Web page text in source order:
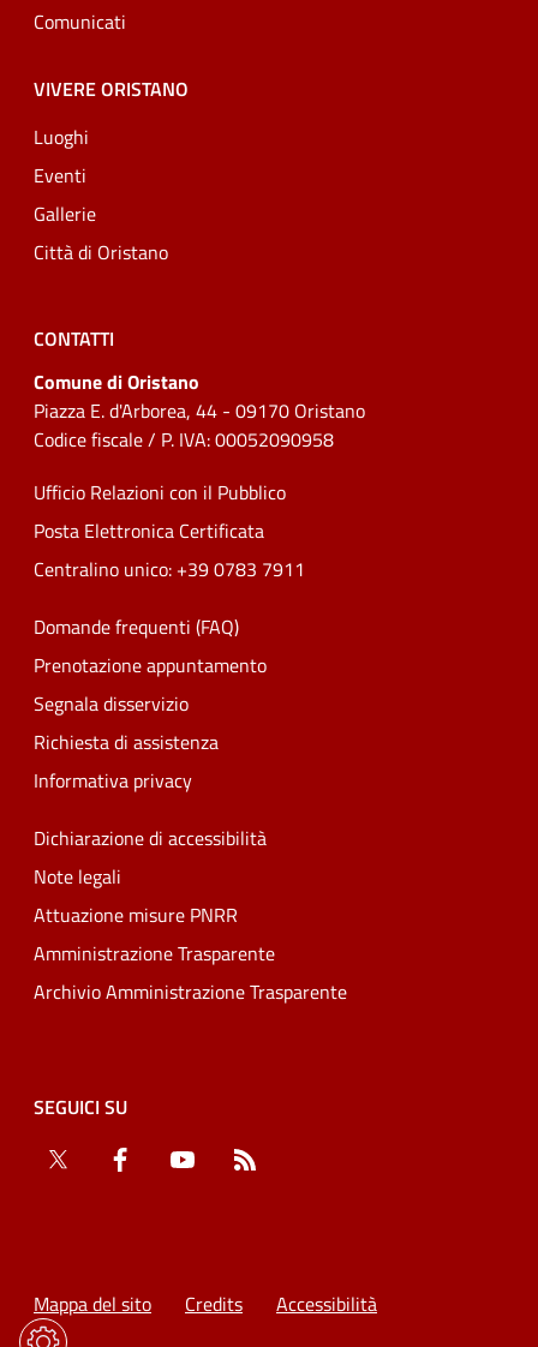
Comunicati
VIVERE ORISTANO
Luoghi
Eventi
Gallerie
Città di Oristano
CONTATTI
Comune di Oristano
Piazza E. d'Arborea, 44 - 09170 Oristano
Codice fiscale / P. IVA: 00052090958
Ufficio Relazioni con il Pubblico
Posta Elettronica Certificata
Centralino unico: +39 0783 7911
Domande frequenti (FAQ)
Prenotazione appuntamento
Segnala disservizio
Richiesta di assistenza
Informativa privacy
Dichiarazione di accessibilità
Note legali
Attuazione misure PNRR
Amministrazione Trasparente
Archivio Amministrazione Trasparente
SEGUICI SU
Twitter
Facebook YouTube
Mappa del sito Credits Accessibilità